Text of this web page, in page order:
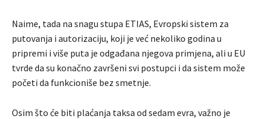
Naime, tada na snagu stupa ETIAS, Evropski sistem za
putovanja i autorizaciju, koji je već nekoliko godina u
pripremi i više puta je odgađana njegova primjena, ali u EU
tvrde da su konačno završeni svi postupci i da sistem može
početi da funkcioniše bez smetnje.
Osim što će biti plaćanja taksa od sedam evra, važno je